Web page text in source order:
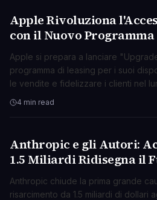
TECNOLOGIA
Apple Rivoluziona
con il Nuovo
"Upgrade"
Apple si prepara a lanciare
programma di leasing per i suoi
le vendite e fidelizzare i clienti nel
4 min read
TECNOLOGIA
Anthropic e gli Autori:
1.5 Miliardi Ridisegna il
Copyright AI
Anthropic chiude la prima grande
risarcimento da 1.5 miliardi di dollari